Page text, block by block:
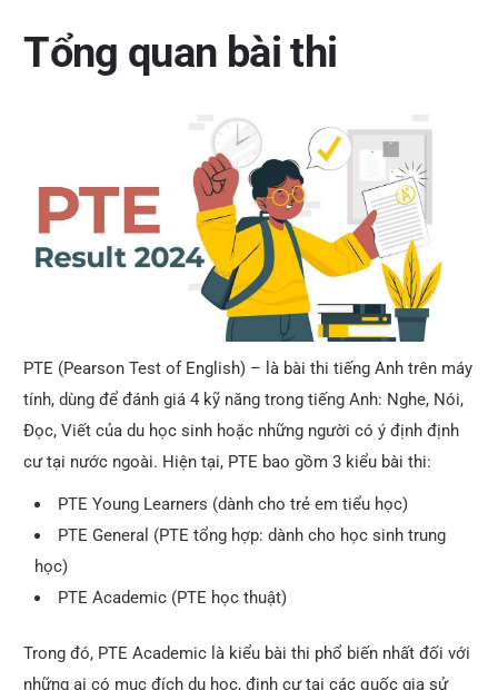
Tổng quan bài thi
PTE (Pearson Test of English) – là bài thi tiếng Anh trên máy
tính, dùng để đánh giá 4 kỹ năng trong tiếng Anh: Nghe, Nói,
Đọc, Viết của du học sinh hoặc những người có ý định định
cư tại nước ngoài. Hiện tại, PTE bao gồm 3 kiểu bài thi:
PTE Young Learners (dành cho trẻ em tiểu học)
PTE General (PTE tổng hợp: dành cho học sinh trung
học)
PTE Academic (PTE học thuật)
Trong đó, PTE Academic là kiểu bài thi phổ biến nhất đối với
những ai có mục đích du học, định cư tại các quốc gia sử